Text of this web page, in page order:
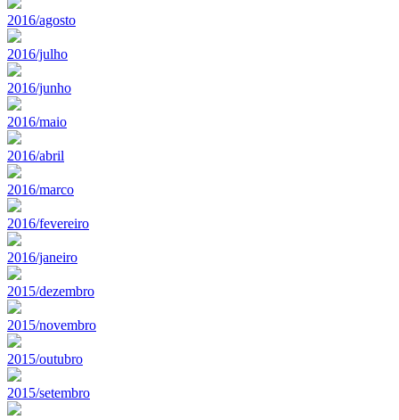
2016/agosto
2016/julho
2016/junho
2016/maio
2016/abril
2016/marco
2016/fevereiro
2016/janeiro
2015/dezembro
2015/novembro
2015/outubro
2015/setembro